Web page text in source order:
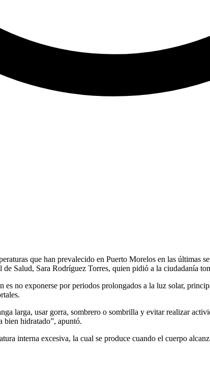
que han prevalecido en Puerto Morelos en las últimas
Salud, Sara Rodríguez Torres, quien pidió a la ciudadanía
no exponerse por periodos prolongados a la luz solar,
larga, usar gorra, sombrero o sombrilla y evitar realizar
bien hidratado”, apuntó.
interna excesiva, la cual se produce cuando el cuerpo